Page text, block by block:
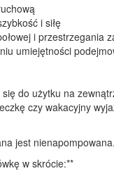
i siłę
i przestrzegania
umiejętności
się do użytku na
czy wakacyjny
jest
w skrócie:**